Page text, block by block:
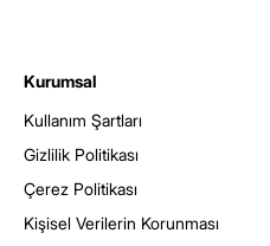
Kurumsal
Kullanım Şartları
Gizlilik Politikası
Çerez Politikası
Kişisel Verilerin Korunması